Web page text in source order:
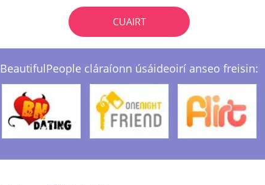
CUAIRT
BeautifulPeople cláraíonn úsáideoirí anseo freisin: